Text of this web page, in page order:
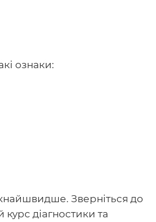
ознаки:
Зверніться до
курс діагностики та